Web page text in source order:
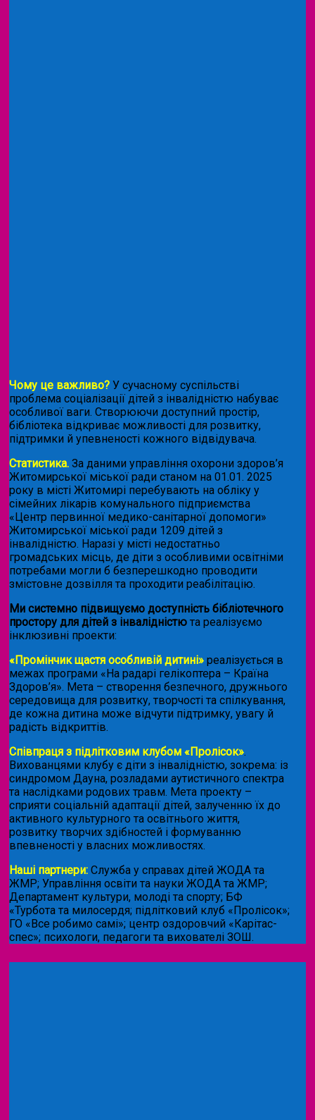
Чому це важливо? У сучасному суспільстві
проблема соціалізації дітей з інвалідністю набуває
особливої ваги. Створюючи доступний простір,
бібліотека відкриває можливості для розвитку,
підтримки й упевненості кожного відвідувача.
Статистика. За даними управління охорони здоров’я
Житомирської міської ради станом на 01.01. 2025
року в місті Житомирі перебувають на обліку у
сімейних лікарів комунального підприємства
«Центр первинної медико-санітарної допомоги»
Житомирської міської ради 1209 дітей з
інвалідністю. Наразі у місті недостатньо
громадських місць, де діти з особливими освітніми
потребами могли б безперешкодно проводити
змістовне дозвілля та проходити реабілітацію.
Ми системно підвищуємо доступність бібліотечного
простору для дітей з інвалідністю та реалізуємо
інклюзивні проекти:
«Промінчик щастя особливій дитині» реалізується в
межах програми «На радарі гелікоптера – Країна
Здоров’я». Мета – створення безпечного, дружнього
середовища для розвитку, творчості та спілкування,
де кожна дитина може відчути підтримку, увагу й
радість відкриттів.
Співпраця з підлітковим клубом «Пролісок».
Вихованцями клубу є діти з інвалідністю, зокрема: із
синдромом Дауна, розладами аутистичного спектра
та наслідками родових травм. Мета проекту –
сприяти соціальній адаптації дітей, залученню їх до
активного культурного та освітнього життя,
розвитку творчих здібностей і формуванню
впевненості у власних можливостях.
Наші партнери: Служба у справах дітей ЖОДА та
ЖМР; Управління освіти та науки ЖОДА та ЖМР;
Департамент культури, молоді та спорту; БФ
«Турбота та милосердя; підлітковий клуб «Пролісок»;
ГО «Все робимо самі»; центр оздоровчий «Карітас-
спес»; психологи, педагоги та вихователі ЗОШ.